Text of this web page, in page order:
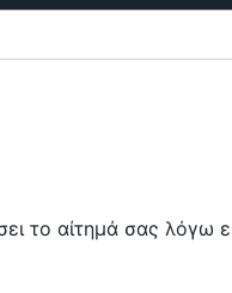
το αίτημά σας